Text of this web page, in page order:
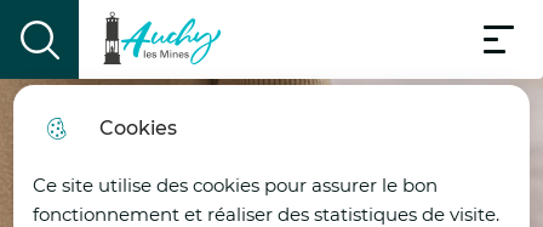
Cookies
Ce site utilise des cookies pour assurer le bon
fonctionnement et réaliser des statistiques de visite.
menu
Aller à la
recherche
Consulter
le plan
display the search field
Vigilance Canicule Rouge
|VIGILANCE ROUGE CANICULE |
Ville d'Auchy-les-mines
Menu